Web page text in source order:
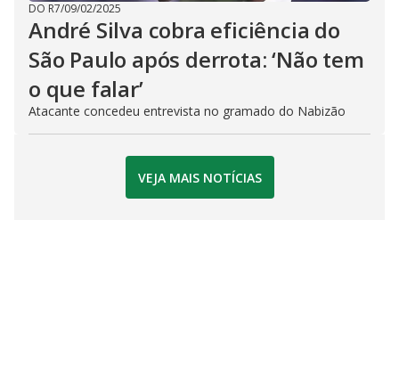
DO R7/09/02/2025
André Silva cobra eficiência do
São Paulo após derrota: ‘Não tem
o que falar’
Atacante concedeu entrevista no gramado do Nabizão
VEJA MAIS NOTÍCIAS